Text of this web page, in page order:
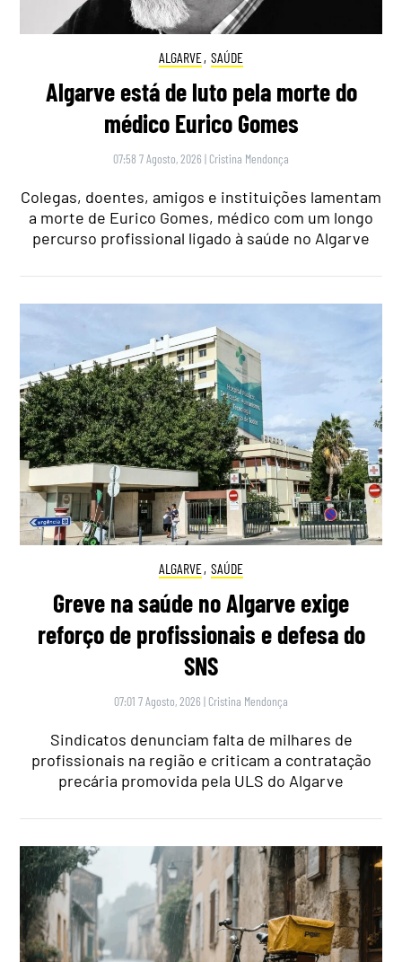
ALGARVE, SAÚDE
Algarve está de luto pela morte do
médico Eurico Gomes
07:58 7 Agosto, 2026 | Cristina Mendonça
Colegas, doentes, amigos e instituições lamentam
a morte de Eurico Gomes, médico com um longo
percurso profissional ligado à saúde no Algarve
ALGARVE, SAÚDE
Greve na saúde no Algarve exige
reforço de profissionais e defesa do
SNS
07:01 7 Agosto, 2026 | Cristina Mendonça
Sindicatos denunciam falta de milhares de
profissionais na região e criticam a contratação
precária promovida pela ULS do Algarve